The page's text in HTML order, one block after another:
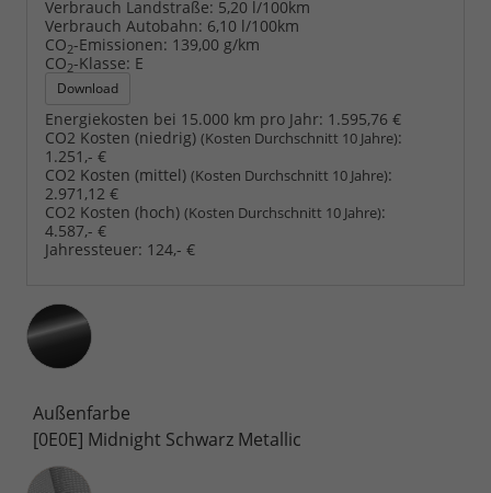
Verbrauch Landstraße: 5,20 l/100km
Verbrauch Autobahn: 6,10 l/100km
CO2-Emissionen: 139,00 g/km
CO2-Klasse: E
Download
Energiekosten bei 15.000 km pro Jahr: 1.595,76 €
CO2 Kosten (niedrig) (Kosten Durchschnitt 10 Jahre):
1.251,- €
CO2 Kosten (mittel) (Kosten Durchschnitt 10 Jahre):
2.971,12 €
CO2 Kosten (hoch) (Kosten Durchschnitt 10 Jahre):
4.587,- €
Jahressteuer: 124,- €
Außenfarbe
[0E0E] Midnight Schwarz Metallic
Innenausstattung